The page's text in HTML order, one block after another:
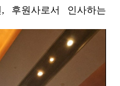
후원사로서 인사하는